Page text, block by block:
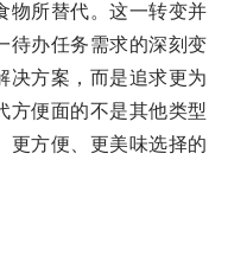
物所替代。这一转变并
待办任务需求的深刻变
决方案，而是追求更为
方便面的不是其他类型
更方便、更美味选择的